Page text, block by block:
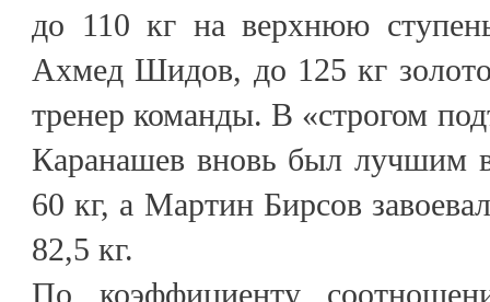
до 110 кг на верхнюю
Ахмед Шидов, до 125 кг
тренер команды. В «строгом
Каранашев вновь был лучшим
60 кг, а Мартин Бирсов
82,5 кг.
По коэффициенту